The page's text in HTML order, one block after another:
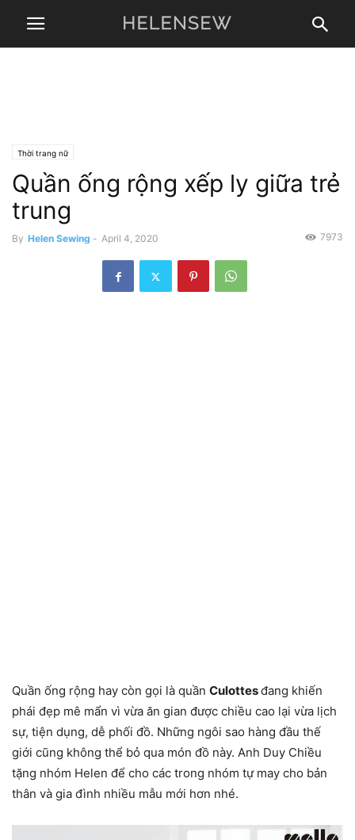
Thời trang nữ
Quần ống rộng xếp ly giữa trẻ
trung
By Helen Sewing - April 4, 2020 7973
Quần ống rộng hay còn gọi là quần Culottesđang khiến
phái đẹp mê mẩn vì vừa ăn gian được chiều cao lại vừa lịch
sự, tiện dụng, dễ phối đồ. Những ngôi sao hàng đầu thế
giới cũng không thể bỏ qua món đồ này. Anh Duy Chiều
tặng nhóm Helen để cho các trong nhóm tự may cho bản
thân và gia đình nhiều mẫu mới hơn nhé.